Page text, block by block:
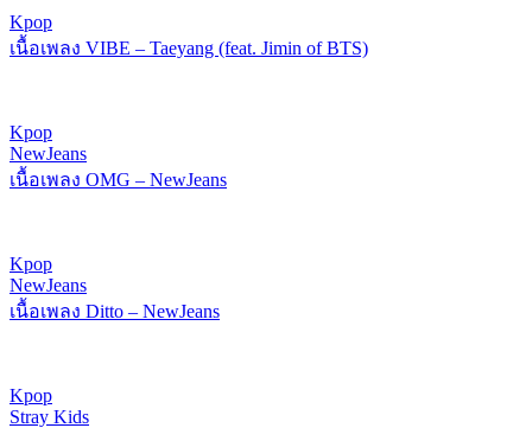
Kpop
เนื้อเพลง VIBE – Taeyang (feat. Jimin of BTS)
Kpop
NewJeans
เนื้อเพลง OMG – NewJeans
Kpop
NewJeans
เนื้อเพลง Ditto – NewJeans
Kpop
Stray Kids